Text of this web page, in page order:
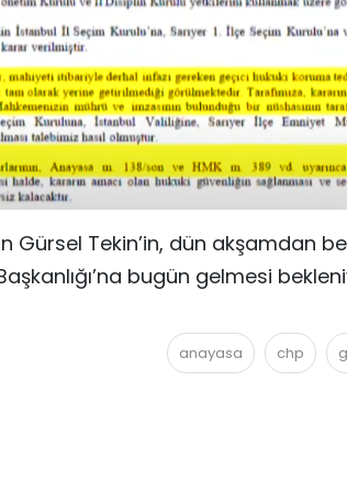
Gürsel Tekin’in, dün akşamdan
bugün gelmesi
anayasa chp